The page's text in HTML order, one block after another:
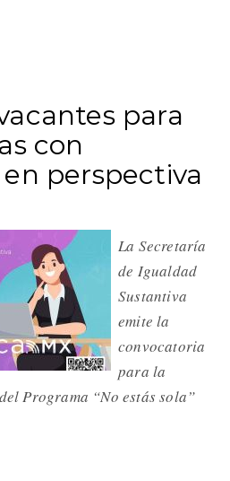
para
con
perspectiva
La Secretaría
de Igualdad
Sustantiva
emite la
convocatoria
para la
Programa “No estás sola”